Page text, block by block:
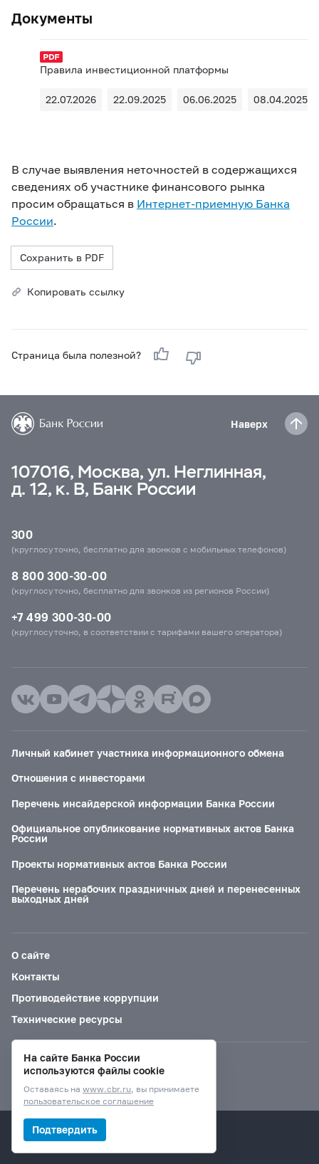
Документы
Правила инвестиционной платформы
22.07.2026 22.09.2025 06.06.2025 08.04.2025
В случае выявления неточностей в содержащихся
сведениях об участнике финансового рынка
просим обращаться в Интернет-приемную Банка
России.
Сохранить в PDF
Копировать ссылку
Страница была полезной?
Наверх
107016, Москва, ул. Неглинная,
д. 12, к. В, Банк России
300
(круглосуточно, бесплатно для звонков с мобильных телефонов)
8 800 300-30-00
(круглосуточно, бесплатно для звонков из регионов России)
+7 499 300-30-00
(круглосуточно, в соответствии с тарифами вашего оператора)
Личный кабинет участника информационного обмена
Отношения с инвесторами
Перечень инсайдерской информации Банка России
Официальное опубликование нормативных актов Банка
России
Проекты нормативных актов Банка России
Перечень нерабочих праздничных дней и перенесенных
выходных дней
О сайте
Контакты
Противодействие коррупции
Технические ресурсы
Версия для слабовидящих
© Банк России, 2000–2026.
На сайте Банка России
используются файлы cookie
Оставаясь на www.cbr.ru, вы принимаете
пользовательское соглашение
Подтвердить